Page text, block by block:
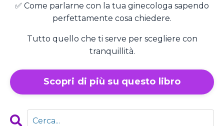
✅ Come parlarne con la tua ginecologa sapendo
perfettamente cosa chiedere.
Tutto quello che ti serve per scegliere con
tranquillità.
Scopri di più su questo libro